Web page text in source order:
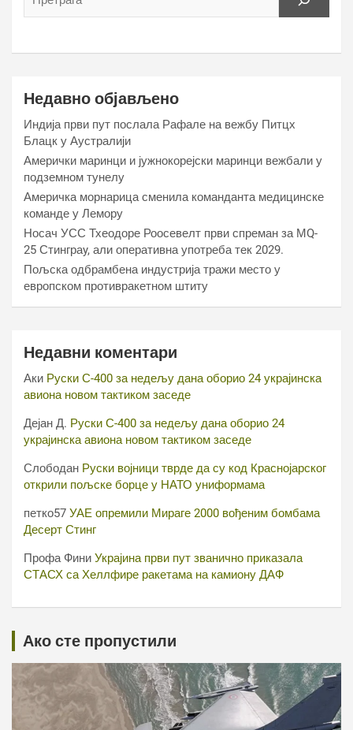
Недавно објављено
Индија први пут послала Рафале на вежбу Питцх
Блацк у Аустралији
Амерички маринци и јужнокорејски маринци вежбали у
подземном тунелу
Америчка морнарица сменила команданта медицинске
команде у Лемору
Носач УСС Тхеодоре Роосевелт први спреман за МQ-
25 Стинграy, али оперативна употреба тек 2029.
Пољска одбрамбена индустрија тражи место у
европском противракетном штиту
Недавни коментари
Аки Руски С-400 за недељу дана оборио 24 украјинска
авиона новом тактиком заседе
Дејан Д. Руски С-400 за недељу дана оборио 24
украјинска авиона новом тактиком заседе
Слободан Руски војници тврде да су код Краснојарског
открили пољске борце у НАТО униформама
петко57 УАЕ опремили Мираге 2000 вођеним бомбама
Десерт Стинг
Профа Фини Украјина први пут званично приказала
СТАСХ са Хеллфире ракетама на камиону ДАФ
Ако сте пропустили